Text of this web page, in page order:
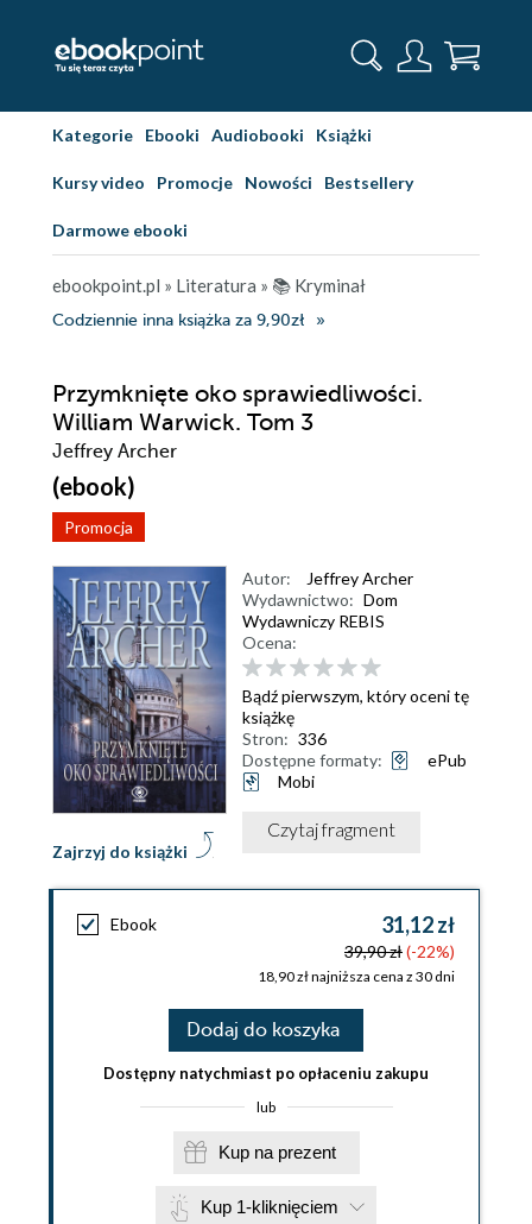
Kategorie Ebooki Audiobooki Książki
Kursy video Promocje Nowości Bestsellery
Darmowe ebooki
ebookpoint.pl » Literatura » 📚 Kryminał
Codziennie inna książka za 9,90zł
Przymknięte oko sprawiedliwości.
William Warwick. Tom 3
Jeffrey Archer
(ebook)
Promocja
Zajrzyj do książki
Autor:
Jeffrey Archer
Wydawnictwo: Dom
Wydawniczy REBIS
Ocena:
Bądź pierwszym, który oceni tę
książkę
Stron: 336
Dostępne formaty:
ePub
Mobi
Czytaj fragment
Ebook 31,12 zł
39,90 zł(-22%)
18,90 zł najniższa cena z 30 dni
Dodaj do koszyka
Dostępny natychmiast po opłaceniu zakupu
lub
Kup na prezent
Kup 1-kliknięciem